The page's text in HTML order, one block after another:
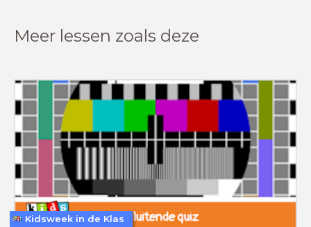
Meer lessen zoals deze
Kidsweek in de Klas